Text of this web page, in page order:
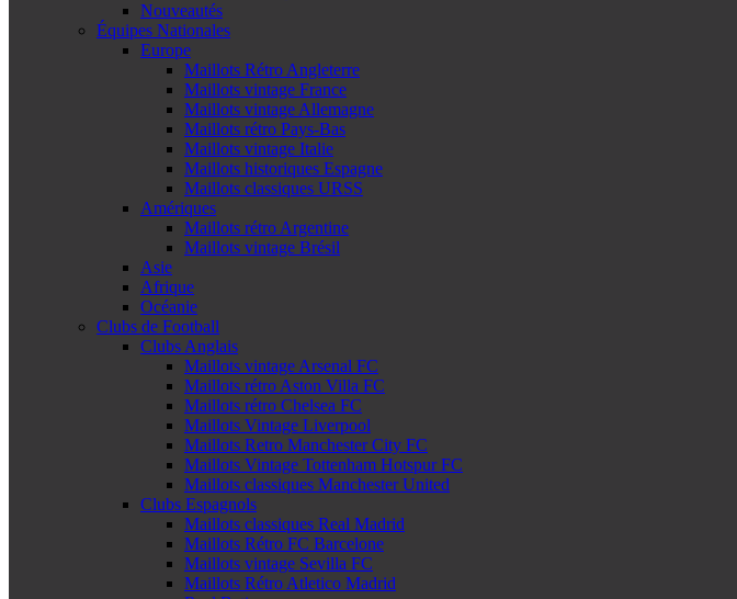
Nouveautés
Équipes Nationales
Europe
Maillots Rétro Angleterre
Maillots vintage France
Maillots vintage Allemagne
Maillots rétro Pays-Bas
Maillots vintage Italie
Maillots historiques Espagne
Maillots classiques URSS
Amériques
Maillots rétro Argentine
Maillots vintage Brésil
Asie
Afrique
Océanie
Clubs de Football
Clubs Anglais
Maillots vintage Arsenal FC
Maillots rétro Aston Villa FC
Maillots rétro Chelsea FC
Maillots Vintage Liverpool
Maillots Retro Manchester City FC
Maillots Vintage Tottenham Hotspur FC
Maillots classiques Manchester United
Clubs Espagnols
Maillots classiques Real Madrid
Maillots Rétro FC Barcelone
Maillots vintage Sevilla FC
Maillots Rétro Atletico Madrid